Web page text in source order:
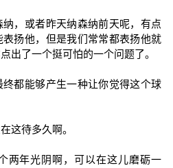
，或者昨天纳森纳前天呢，有点
扬他，但是我们常常都表扬他就
出了一个挺可怕的一个问题了。
都能够产生一种让你觉得这个球
这待多久啊。
两年光阴啊，可以在这儿磨砺一